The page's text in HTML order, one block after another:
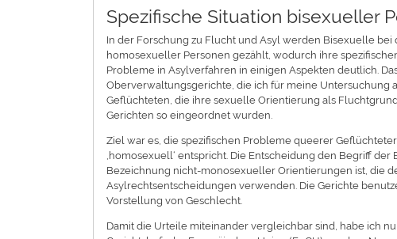
Spezifische Situation bisexueller
In der Forschung zu Flucht und Asyl werden Bisexuelle
homosexueller Personen gezählt, wodurch ihre
Probleme in Asylverfahren in einigen Aspekten deutlich.
Oberverwaltungsgerichte, die ich für meine Untersuchung
Geflüchteten, die ihre sexuelle Orientierung als
Gerichten so eingeordnet wurden.
Ziel war es, die spezifischen Probleme queerer
,homosexuell‘ entspricht. Die Entscheidung den Begriff
Bezeichnung nicht-monosexueller Orientierungen ist, die
Asylrechtsentscheidungen verwenden. Die Gerichte
Vorstellung von Geschlecht.
Damit die Urteile miteinander vergleichbar sind, habe ich